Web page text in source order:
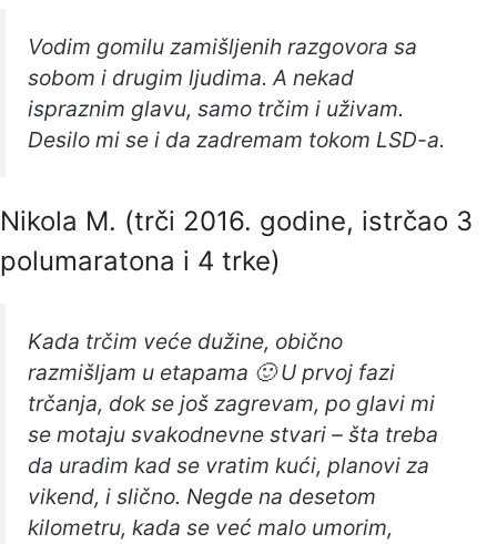
Vodim gomilu zamišljenih razgovora sa
sobom i drugim ljudima. A nekad
ispraznim glavu, samo trčim i uživam.
Desilo mi se i da zadremam tokom LSD-a.
Nikola M. (trči 2016. godine, istrčao 3
polumaratona i 4 trke)
Kada trčim veće dužine, obično
razmišljam u etapama 🙂 U prvoj fazi
trčanja, dok se još zagrevam, po glavi mi
se motaju svakodnevne stvari – šta treba
da uradim kad se vratim kući, planovi za
vikend, i slično. Negde na desetom
kilometru, kada se već malo umorim,